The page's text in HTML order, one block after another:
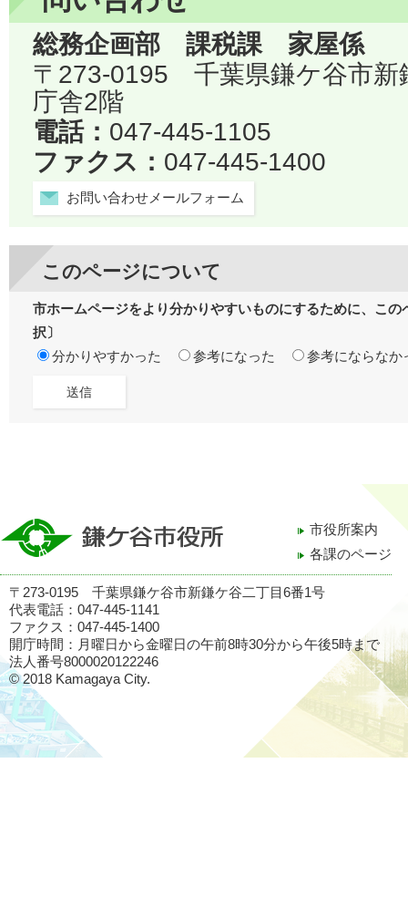
総務企画部 課税課 家屋係
〒273-0195 千葉県鎌ケ谷市
庁舎2階
電話： 047-445-1105
ファクス： 047-445-1400
お問い合わせメールフォーム
このページについて
市ホームページをより分かりやすいものにするために、こ
択〕
分かりやすかった
参考になった 参考にならなか
市役所案内
各課のページ
〒273-0195 千葉県鎌ケ谷市新鎌ケ谷二丁目6番1号
代表電話：047-445-1141
ファクス：047-445-1400
開庁時間：月曜日から金曜日の午前8時30分から午後5時まで
法人番号8000020122246
© 2018 Kamagaya City.